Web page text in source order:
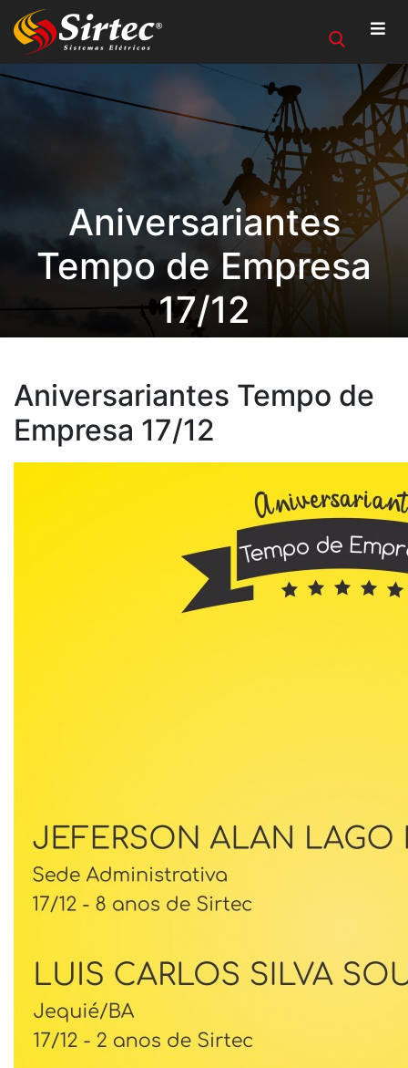
Aniversariantes
Tempo de Empresa
17/12
Aniversariantes Tempo de
Empresa 17/12